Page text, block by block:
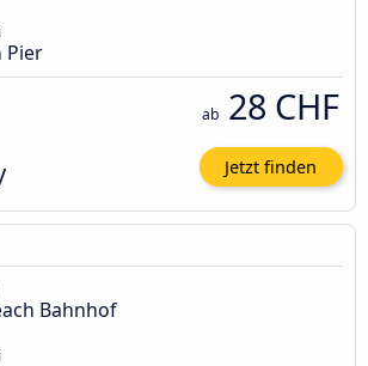
Pier
ab 28 CHF
Jetzt finden
Bahnhof